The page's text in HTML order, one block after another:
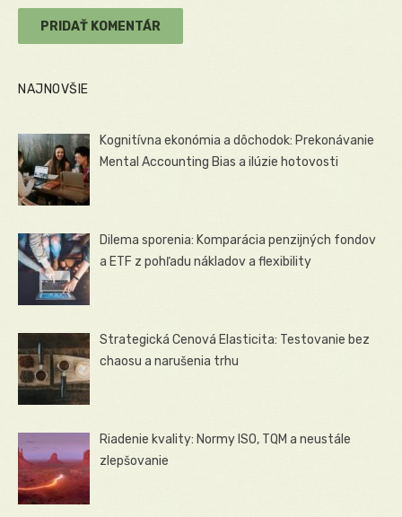
NAJNOVŠIE
Kognitívna ekonómia a dôchodok: Prekonávanie
Mental Accounting Bias a ilúzie hotovosti
Dilema sporenia: Komparácia penzijných fondov
a ETF z pohľadu nákladov a flexibility
Strategická Cenová Elasticita: Testovanie bez
chaosu a narušenia trhu
Riadenie kvality: Normy ISO, TQM a neustále
zlepšovanie